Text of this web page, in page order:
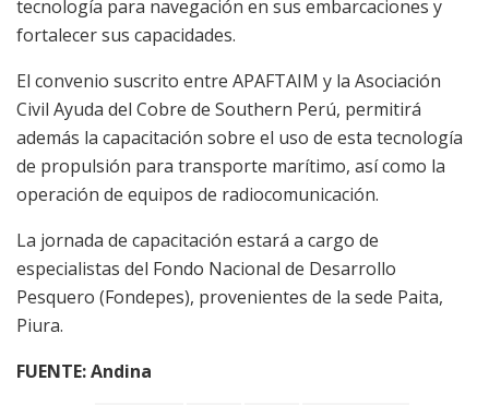
tecnología para navegación en sus embarcaciones y
fortalecer sus capacidades.
El convenio suscrito entre APAFTAIM y la Asociación
Civil Ayuda del Cobre de Southern Perú, permitirá
además la capacitación sobre el uso de esta tecnología
de propulsión para transporte marítimo, así como la
operación de equipos de radiocomunicación.
La jornada de capacitación estará a cargo de
especialistas del Fondo Nacional de Desarrollo
Pesquero (Fondepes), provenientes de la sede Paita,
Piura.
FUENTE: Andina